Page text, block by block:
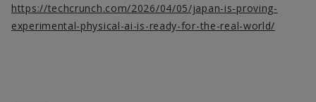
https://techcrunch.com/2026/04/05/japan-is-proving-
experimental-physical-ai-is-ready-for-the-real-world/